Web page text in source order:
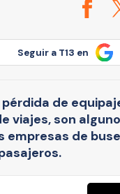
Seguir a T13 en
pérdida de
viajes, son
empresas de